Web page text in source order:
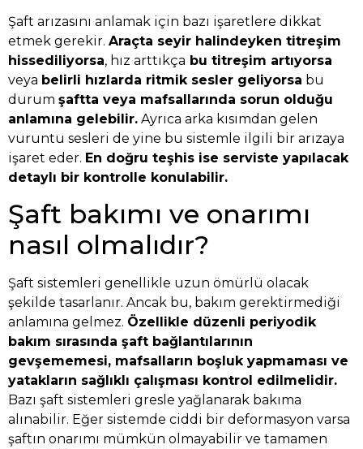
Şaft arızasını anlamak için bazı işaretlere dikkat
etmek gerekir. Araçta seyir halindeyken titreşim
hissediliyorsa, hız arttıkça bu titreşim artıyorsa
veya belirli hızlarda ritmik sesler geliyorsa bu
durum şaftta veya mafsallarında sorun olduğu
anlamına gelebilir. Ayrıca arka kısımdan gelen
vuruntu sesleri de yine bu sistemle ilgili bir arızaya
işaret eder. En doğru teşhis ise serviste yapılacak
detaylı bir kontrolle konulabilir.
Şaft bakımı ve onarımı
nasıl olmalıdır?
Şaft sistemleri genellikle uzun ömürlü olacak
şekilde tasarlanır. Ancak bu, bakım gerektirmediği
anlamına gelmez. Özellikle düzenli periyodik
bakım sırasında şaft bağlantılarının
gevşememesi, mafsalların boşluk yapmaması ve
yatakların sağlıklı çalışması kontrol edilmelidir.
Bazı şaft sistemleri gresle yağlanarak bakıma
alınabilir. Eğer sistemde ciddi bir deformasyon varsa
şaftın onarımı mümkün olmayabilir ve tamamen